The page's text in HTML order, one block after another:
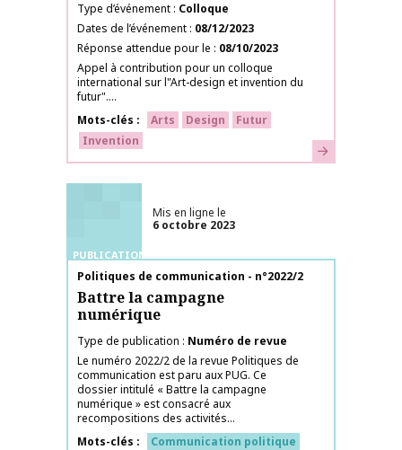
Type d’événement Colloque
Dates de l’événement 08/12/2023
Réponse attendue pour le
08/10/2023
Appel à contribution pour un colloque
international sur l"Art-design et invention du
futur"....
Mots-clés
Arts Design
Futur
Invention
En savoir plus
PUBLICATIONS
Mis en ligne le
6 octobre 2023
Nom de la publication
Politiques de communication - n°2022/2
Battre la campagne
numérique
Type de publication
Numéro de revue
Le numéro 2022/2 de la revue Politiques de
communication est paru aux PUG. Ce
dossier intitulé « Battre la campagne
numérique » est consacré aux
recompositions des activités...
Mots-clés
Communication politique